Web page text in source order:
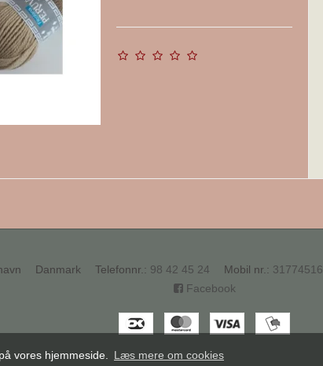
vores hjemmeside. Læs mere om cookies
Danmark Telefonnr. : 98 42 45 24 Mobil nr. : 31774516
Facebook